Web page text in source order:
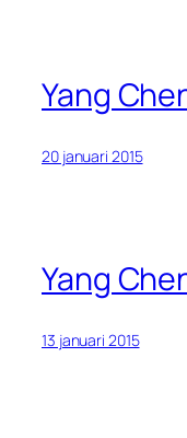
Yang
20 januari 2015
Yang
13 januari 2015